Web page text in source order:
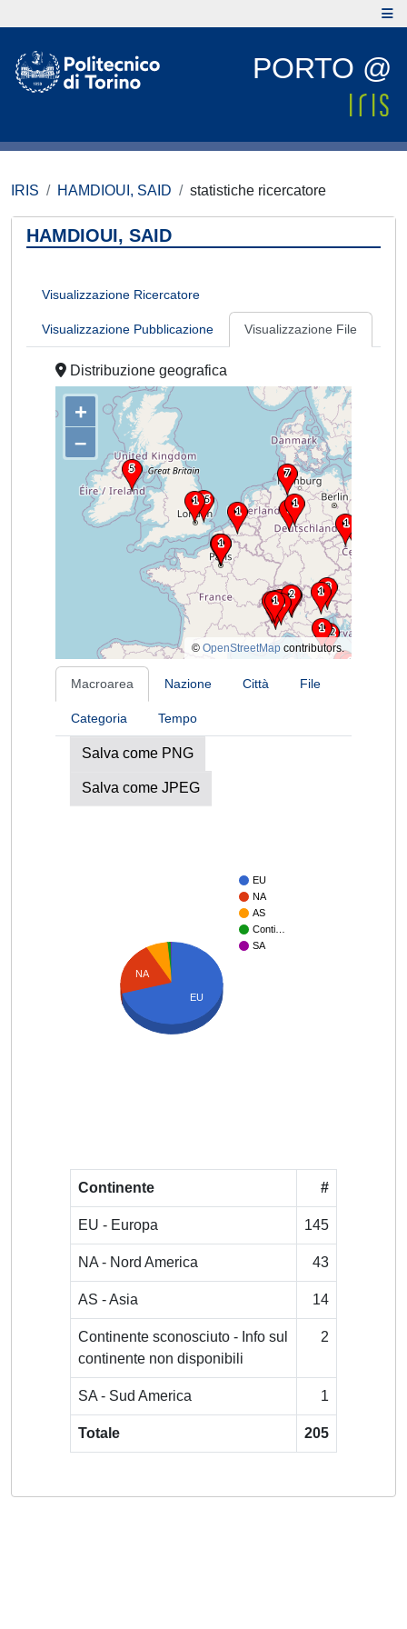
PORTO @
IRIS HAMDIOUI, SAID statistiche ricercatore
HAMDIOUI, SAID
Visualizzazione Ricercatore
Visualizzazione Pubblicazione Visualizzazione File
Distribuzione geografica
+
–
© OpenStreetMap contributors.
Macroarea Nazione Città File
Categoria Tempo
Salva come PNG
Salva come JPEG
EU
NA
AS
Conti…
SA
NA
EU
Continente #
EU - Europa 145
NA - Nord America 43
AS - Asia 14
Continente sconosciuto - Info sul
continente non disponibili
2
SA - Sud America 1
Totale 205